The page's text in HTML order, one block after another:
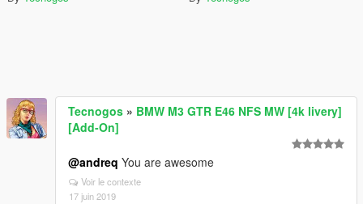
Tecnogos » BMW M3 GTR E46 NFS MW [4k livery]
[Add-On]
@andreq You are awesome
Voir le contexte
17 juin 2019